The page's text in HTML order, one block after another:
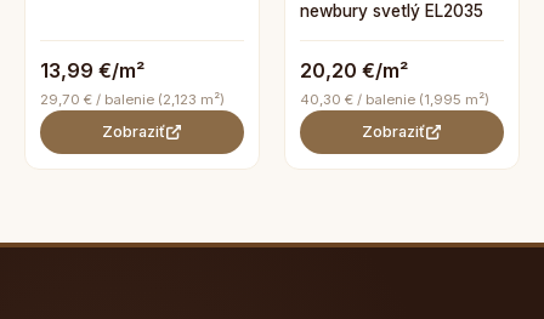
13,99 €/m²
29,70 € / balenie (2,123 m²)
Zobraziť
newbury svetlý EL2035
20,20 €/m²
40,30 € / balenie (1,995 m²)
Zobraziť